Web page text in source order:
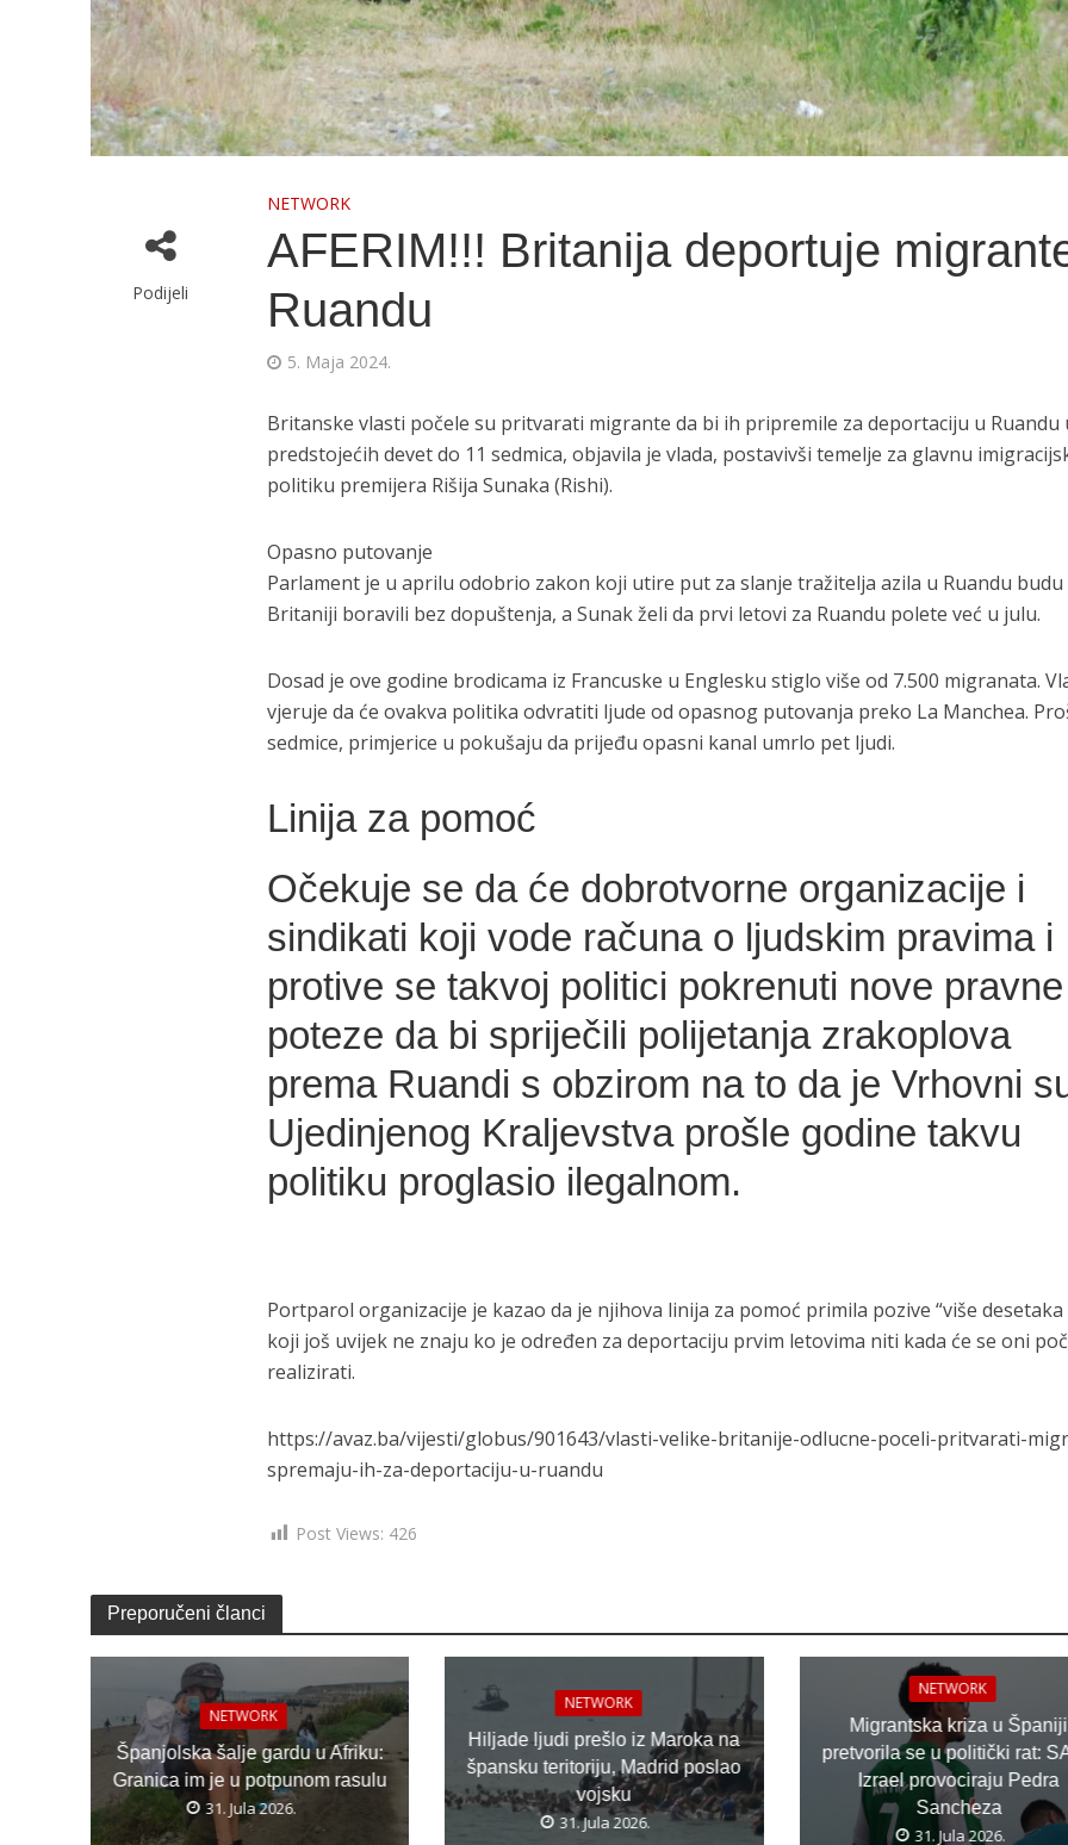
Podijeli
NETWORK
AFERIM!!! Britanija deportuje
Ruandu
5. Maja 2024.
Britanske vlasti počele su pritvarati migrante da bi ih pripremile za deportaciju u Ruandu
predstojećih devet do 11 sedmica, objavila je vlada, postavivši temelje za glavnu
politiku premijera Rišija Sunaka (Rishi).
Opasno putovanje
Parlament je u aprilu odobrio zakon koji utire put za slanje tražitelja azila u Ruandu budu
Britaniji boravili bez dopuštenja, a Sunak želi da prvi letovi za Ruandu polete već u julu.
Dosad je ove godine brodicama iz Francuske u Englesku stiglo više od 7.500 migranata.
vjeruje da će ovakva politika odvratiti ljude od opasnog putovanja preko La Manchea.
sedmice, primjerice u pokušaju da prijeđu opasni kanal umrlo pet ljudi.
Linija za pomoć
Očekuje se da će dobrotvorne organizacije i
sindikati koji vode računa o ljudskim pravima i
protive se takvoj politici pokrenuti nove pravne
poteze da bi spriječili polijetanja zrakoplova
prema Ruandi s obzirom na to da je Vrhovni
Ujedinjenog Kraljevstva prošle godine takvu
politiku proglasio ilegalnom.
Portparol organizacije je kazao da je njihova linija za pomoć primila pozive “više desetaka
koji još uvijek ne znaju ko je određen za deportaciju prvim letovima niti kada će se oni
realizirati.
https://avaz.ba/vijesti/globus/901643/vlasti-velike-britanije-odlucne-poceli-pritvarati-
spremaju-ih-za-deportaciju-u-ruandu
Post Views: 426
Preporučeni članci
NETWORK
Španjolska šalje gardu u Afriku:
Granica im je u potpunom rasulu
31. Jula 2026.
NETWORK
Hiljade ljudi prešlo iz Maroka na
špansku teritoriju, Madrid poslao
vojsku
31. Jula 2026.
NETWORK
Migrantska kriza u Španiji
pretvorila se u politički rat:
Izrael provociraju Pedra
Sancheza
31. Jula 2026.